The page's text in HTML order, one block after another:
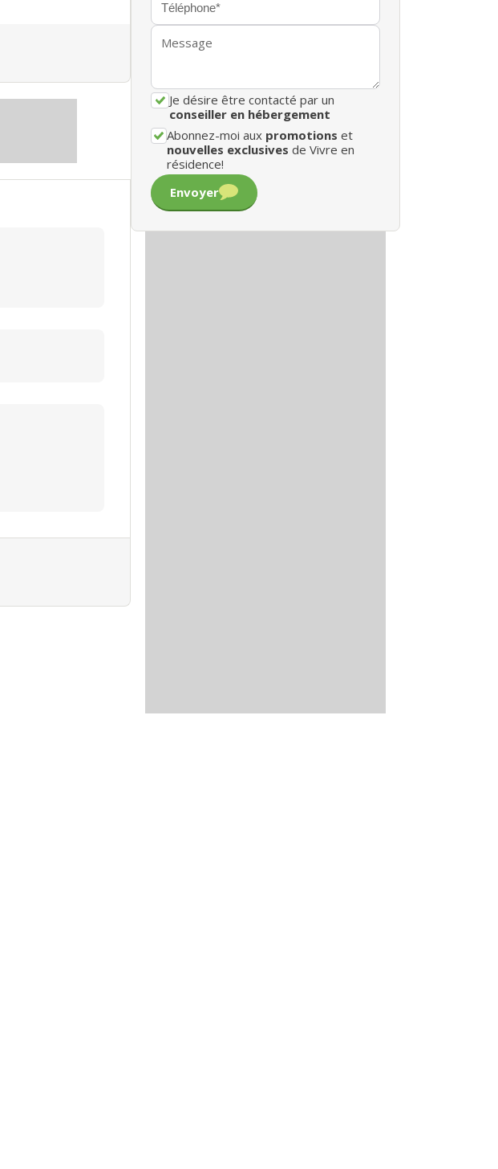
Je désire être contacté par un
conseiller en hébergement
Abonnez-moi aux promotions et
nouvelles exclusives de Vivre en
résidence!
Envoyer